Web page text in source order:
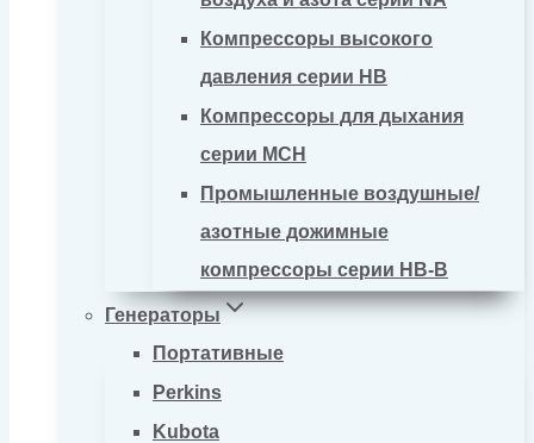
Компрессоры высокого
давления серии HB
Компрессоры для дыхания
серии MCH
Промышленные воздушные/
азотные дожимные
компрессоры серии HB-B
Генераторы
Портативные
Perkins
Kubota